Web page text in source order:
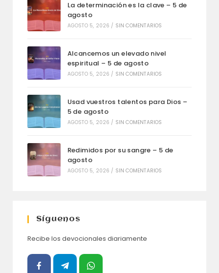
La determinación es la clave – 5 de
agosto
AGOSTO 5, 2026 / SIN COMENTARIOS
Alcancemos un elevado nivel
espiritual – 5 de agosto
AGOSTO 5, 2026 / SIN COMENTARIOS
Usad vuestros talentos para Dios –
5 de agosto
AGOSTO 5, 2026 / SIN COMENTARIOS
Redimidos por su sangre – 5 de
agosto
AGOSTO 5, 2026 / SIN COMENTARIOS
Síguenos
Recibe los devocionales diariamente